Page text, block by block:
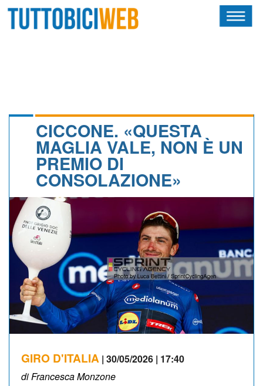
CALENDARIO
ALBI D'ORO
NEWSLETTER
CICCONE. «QUESTA
MAGLIA VALE, NON È UN
PREMIO DI
CONSOLAZIONE»
GIRO D'ITALIA | 30/05/2026 | 17:40
di Francesca Monzone